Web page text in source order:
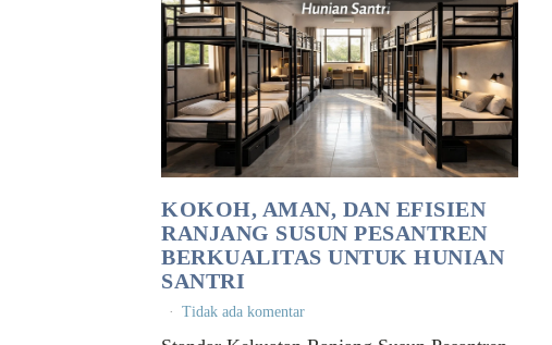
KOKOH, AMAN, DAN EFISIEN
RANJANG SUSUN PESANTREN
BERKUALITAS UNTUK HUNIAN
SANTRI
Tidak ada komentar